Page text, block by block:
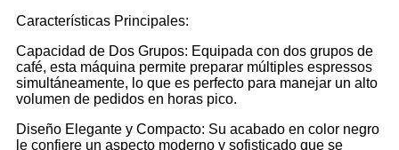
Características Principales:
Capacidad de Dos Grupos: Equipada con dos grupos de
café, esta máquina permite preparar múltiples espressos
simultáneamente, lo que es perfecto para manejar un alto
volumen de pedidos en horas pico.
Diseño Elegante y Compacto: Su acabado en color negro
le confiere un aspecto moderno y sofisticado que se